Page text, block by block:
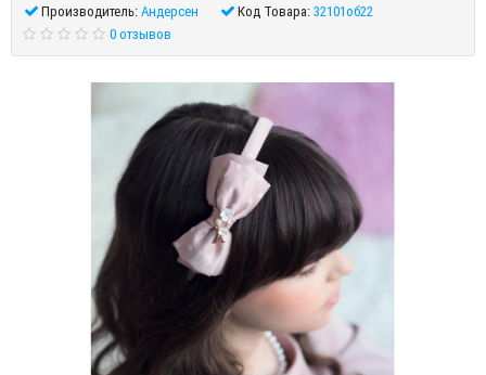
Производитель:Андерсен Код Товара:32101об22
0 отзывов